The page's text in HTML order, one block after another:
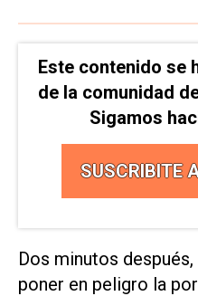
Este contenido se
de la comunidad
Sigamos
SUSCRIBITE
Dos minutos
poner en peligro la